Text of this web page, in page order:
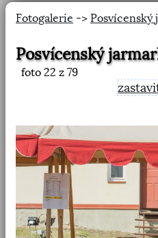
Fotogalerie -> Posvícenský
Posvícenský
foto 22 z 79